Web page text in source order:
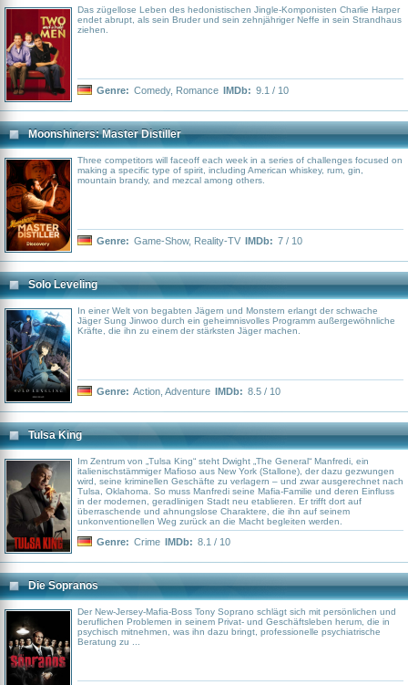
Das zügellose Leben des hedonistischen Jingle-Komponisten Charlie Harper
endet abrupt, als sein Bruder und sein zehnjähriger Neffe in sein Strandhaus
ziehen.
Genre: Comedy, Romance IMDb: 9.1 / 10
Moonshiners: Master Distiller
Three competitors will faceoff each week in a series of challenges focused on
making a specific type of spirit, including American whiskey, rum, gin,
mountain brandy, and mezcal among others.
Genre: Game-Show, Reality-TV IMDb: 7 / 10
Solo Leveling
In einer Welt von begabten Jägern und Monstern erlangt der schwache
Jäger Sung Jinwoo durch ein geheimnisvolles Programm außergewöhnliche
Kräfte, die ihn zu einem der stärksten Jäger machen.
Genre: Action Adventure IMDb: 8.5 / 10
Tulsa King
Im Zentrum von „Tulsa King“ steht Dwight „The General“ Manfredi, ein
italienischstämmiger Mafioso aus New York (Stallone), der dazu gezwungen
wird, seine kriminellen Geschäfte zu verlagern – und zwar ausgerechnet nach
Tulsa, Oklahoma. So muss Manfredi seine Mafia-Familie und deren Einfluss
in der modernen, geradlinigen Stadt neu etablieren. Er trifft dort auf
überraschende und ahnungslose Charaktere, die ihn auf seinem
unkonventionellen Weg zurück an die Macht begleiten werden.
Genre: Crime IMDb: 8.1 / 10
Die Sopranos
Der New-Jersey-Mafia-Boss Tony Soprano schlägt sich mit persönlichen und
beruflichen Problemen in seinem Privat- und Geschäftsleben herum, die in
psychisch mitnehmen, was ihn dazu bringt, professionelle psychiatrische
Beratung zu ...